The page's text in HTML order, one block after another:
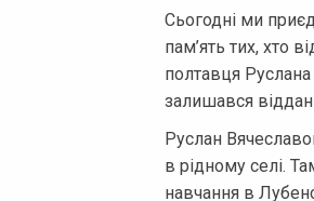
Сьогодні ми
пам’ять тих, хто
полтавця
залишався
Руслан
в рідному селі.
навчання в